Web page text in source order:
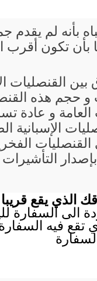
بأنه لم
تكون أقرب
بين القنصليات
و حجم هذه
العامة و عادة
الإسبانية
التأشيرات
الذي يقع
الى السفارة
تقع فيه